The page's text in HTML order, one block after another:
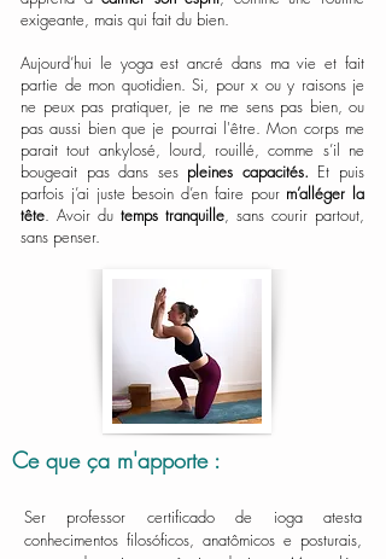
exigeante, mais qui fait du bien.
Aujourd’hui le yoga est ancré dans ma vie et fait
partie de mon quotidien. Si, pour x ou y raisons je
ne peux pas pratiquer, je ne me sens pas bien, ou
pas aussi bien que je pourrai l'être. Mon corps me
parait tout ankylosé, lourd, rouillé, comme s’il ne
bougeait pas dans ses pleines capacités. Et puis
parfois j’ai juste besoin d’en faire pour m’alléger la
tête. Avoir du temps tranquille, sans courir partout,
sans penser.
Ce que ça m'apporte :
Ser professor certificado de ioga atesta
conhecimentos filosóficos, anatômicos e posturais,